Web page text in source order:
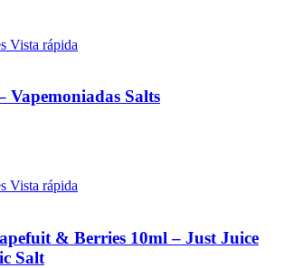
Vista rápida
Vapemoniadas Salts
Vista rápida
& Berries 10ml – Just Juice
Salt